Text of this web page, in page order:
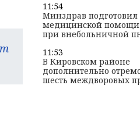
11:54
Минздрав подготовил
медицинской
при внебольничной
11:53
В Кировском районе
дополнительно
шесть междворовых